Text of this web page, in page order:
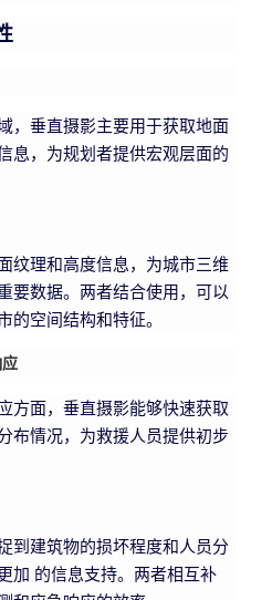
，垂直摄影主要用于获取地面
息，为规划者提供宏观层面的
纹理和高度信息，为城市三维
要数据。两者结合使用，可以
的空间结构和特征。
方面，垂直摄影能够快速获取
布情况，为救援人员提供初步
到建筑物的损坏程度和人员分
加 的信息支持。两者相互补